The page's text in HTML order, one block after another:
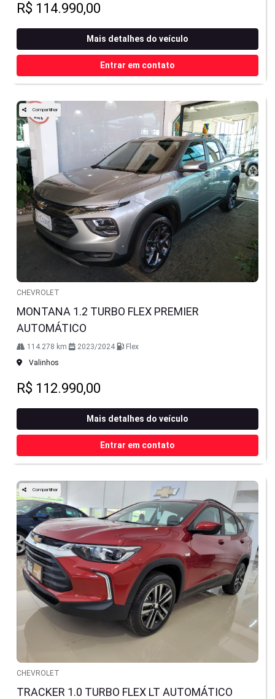
R$ 114.990,00
Mais detalhes do veículo
Entrar em contato
Compartilhar
CHEVROLET
MONTANA 1.2 TURBO FLEX PREMIER
AUTOMÁTICO
114.278 km 2023/2024
Flex
Valinhos
R$ 112.990,00
Mais detalhes do veículo
Entrar em contato
Compartilhar
CHEVROLET
TRACKER 1.0 TURBO FLEX LT AUTOMÁTICO